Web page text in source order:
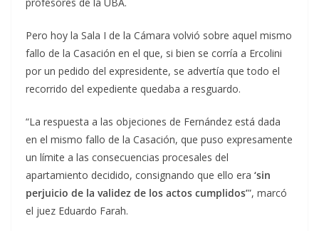
Pero hoy la Sala I de la Cámara volvió sobre aquel mismo
fallo de la Casación en el que, si bien se corría a Ercolini
por un pedido del expresidente, se advertía que todo el
recorrido del expediente quedaba a resguardo.
“La respuesta a las objeciones de Fernández está dada
en el mismo fallo de la Casación, que puso expresamente
un límite a las consecuencias procesales del
apartamiento decidido, consignando que ello era ‘sin
perjuicio de la validez de los actos cumplidos’”, marcó
el juez Eduardo Farah.